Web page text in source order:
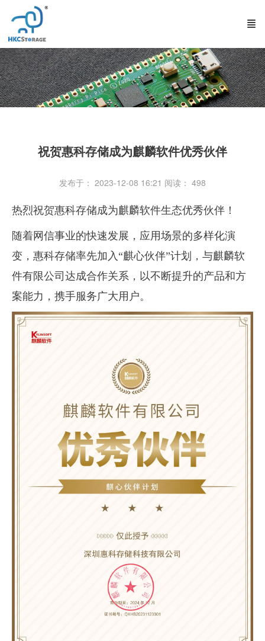
祝贺惠科存储成为麒麟软件优秀伙伴
发布于： 2023-12-08 16:21 阅读： 498
热烈祝贺惠科存储成为麒麟软件生态优秀伙伴！
随着网信事业的快速发展，应用场景的多样化演
变，惠科存储率先加入“麒心伙伴”计划，与麒麟软
件有限公司达成合作关系，以不断提升的产品和方
案能力，携手服务广大用户。